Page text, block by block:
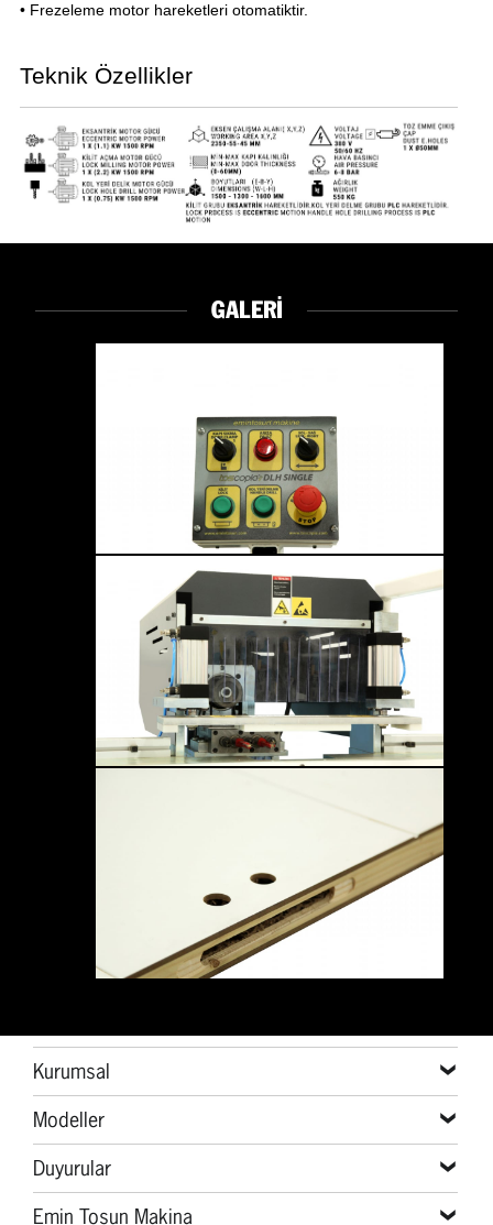
• Frezeleme motor hareketleri otomatiktir.
Teknik Özellikler
GALERİ
Kurumsal
Modeller
Duyurular
Emin Tosun Makina